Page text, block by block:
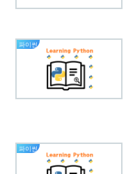
파이썬
파이썬